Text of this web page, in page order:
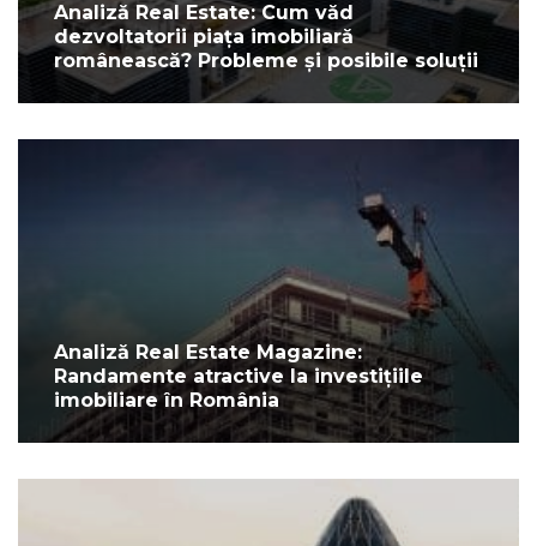
Analiză Real Estate: Cum văd
dezvoltatorii piața imobiliară
românească? Probleme și posibile soluții
Analiză Real Estate Magazine:
Randamente atractive la investițiile
imobiliare în România